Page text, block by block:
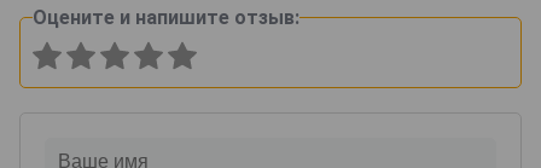
Оцените и напишите отзыв: